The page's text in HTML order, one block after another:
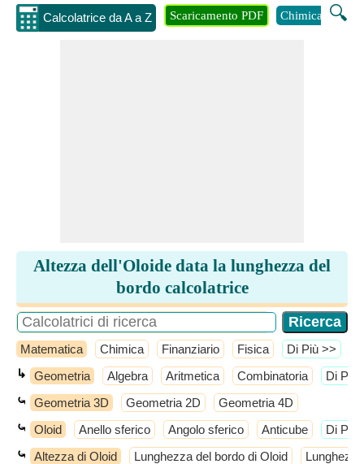
Calcolatrice da A a Z 🔍
Scaricamento PDF Chimica
Altezza dell'Oloide data la lunghezza del
bordo calcolatrice
Matematica Chimica Finanziario Fisica ​Di Più >>
↳ Geometria Algebra Aritmetica Combinatoria ​Di Più
⤿ Geometria 3D Geometria 2D Geometria 4D
⤿ Oloid Anello sferico Angolo sferico Anticube ​Di Più
⤿ Altezza di Oloid Lunghezza del bordo di Oloid